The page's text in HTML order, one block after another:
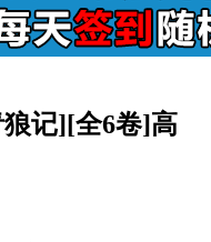
记][全6卷]高